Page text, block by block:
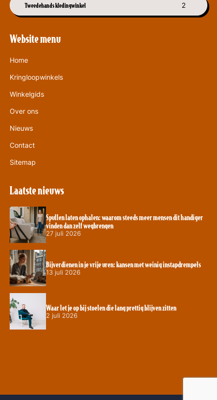
Tweedehands kledingwinkel 2
Website menu
Home
Kringloopwinkels
Winkelgids
Over ons
Nieuws
Contact
Sitemap
Laatste nieuws
Spullen laten ophalen: waarom steeds meer mensen dit handiger
vinden dan zelf wegbrengen
27 juli 2026
Bijverdienen in je vrije uren: kansen met weinig instapdrempels
13 juli 2026
Waar let je op bij stoelen die lang prettig blijven zitten
2 juli 2026